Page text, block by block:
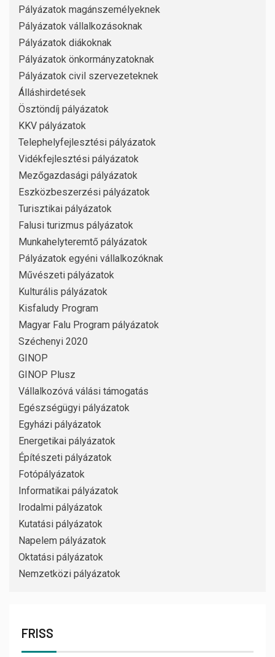
Pályázatok magánszemélyeknek
Pályázatok vállalkozásoknak
Pályázatok diákoknak
Pályázatok önkormányzatoknak
Pályázatok civil szervezeteknek
Álláshirdetések
Ösztöndíj pályázatok
KKV pályázatok
Telephelyfejlesztési pályázatok
Vidékfejlesztési pályázatok
Mezőgazdasági pályázatok
Eszközbeszerzési pályázatok
Turisztikai pályázatok
Falusi turizmus pályázatok
Munkahelyteremtő pályázatok
Pályázatok egyéni vállalkozóknak
Művészeti pályázatok
Kulturális pályázatok
Kisfaludy Program
Magyar Falu Program pályázatok
Széchenyi 2020
GINOP
GINOP Plusz
Vállalkozóvá válási támogatás
Egészségügyi pályázatok
Egyházi pályázatok
Energetikai pályázatok
Építészeti pályázatok
Fotópályázatok
Informatikai pályázatok
Irodalmi pályázatok
Kutatási pályázatok
Napelem pályázatok
Oktatási pályázatok
Nemzetközi pályázatok
FRISS